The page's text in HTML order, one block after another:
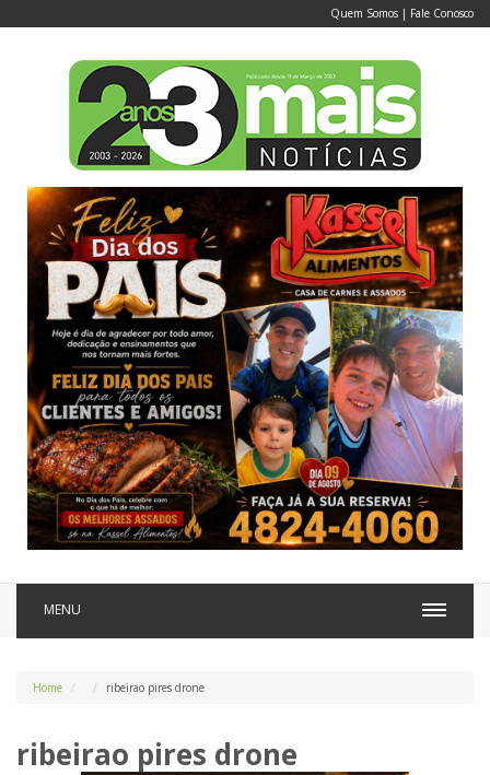
Quem Somos | Fale Conosco
MENU
Home ribeirao pires drone
ribeirao pires drone